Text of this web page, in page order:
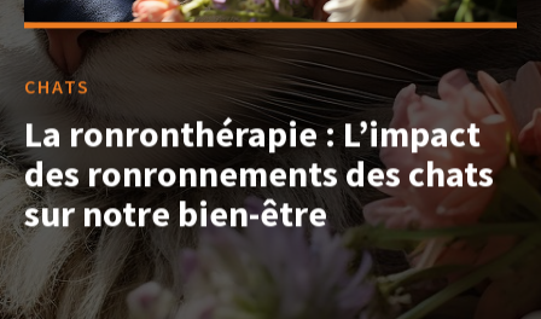
CHATS
La ronronthérapie : L’impact
des ronronnements des chats
sur notre bien-être